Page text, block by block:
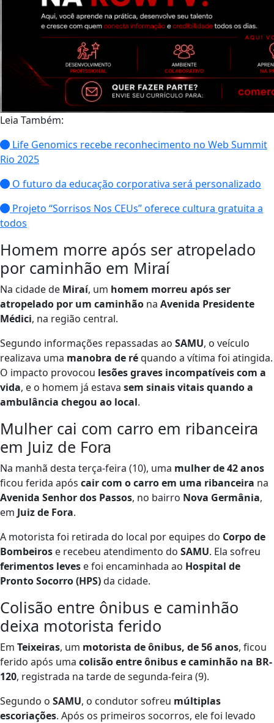
Leia Também:
Life Genomics recebe reconhecimento no Web Summit
Rio 2025
O futuro da educação corporativa será personalizado
Projeto “Sorrisos Nos CEUs” oferece cultura gratuita a
todos
Homem morre após ser atropelado
por caminhão em Miraí
Na cidade de Miraí, um homem morreu após ser
atropelado por um caminhão na Avenida Presidente
Médici, na região central.
Segundo informações repassadas ao SAMU, o veículo
realizava uma manobra de réquando a vítima foi atingida.
O impacto provocou lesões graves incompatíveis com a
vida, e o homem já estava sem sinais vitais quando a
ambulância chegou ao local.
Mulher cai com carro em ribanceira
em Juiz de Fora
Na manhã desta terça-feira (10), uma mulher de 42 anos
ficou ferida após cair com o carro em uma ribanceira na
Avenida Senhor dos Passos, no bairro Nova Germânia,
em Juiz de Fora.
A motorista foi retirada do local por equipes do Corpo de
Bombeiros e recebeu atendimento do SAMU. Ela sofreu
ferimentos leves e foi encaminhada ao Hospital de
Pronto Socorro (HPS)da cidade.
Colisão entre ônibus e caminhão
deixa motorista ferido
Em Teixeiras, um motorista de ônibus, de 56 anos, ficou
ferido após uma colisão entre ônibus e caminhão na BR-
120, registrada na tarde de segunda-feira (9).
Segundo o SAMU, o condutor sofreu múltiplas
escoriações. Após os primeiros socorros, ele foi levado